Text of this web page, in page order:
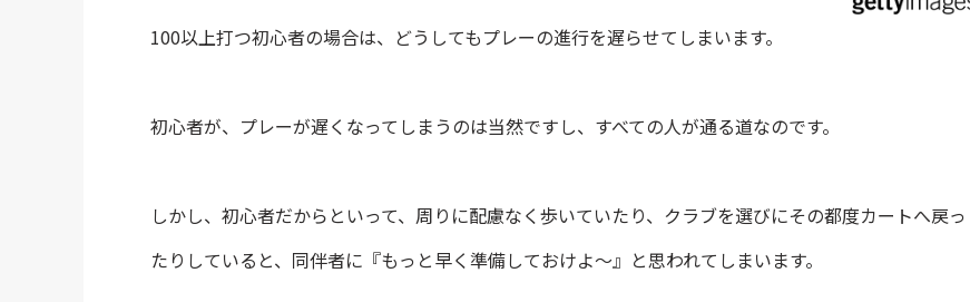
100以上打つ初心者の場合は、どうしてもプレーの進行を遅らせてしまいます。
初心者が、プレーが遅くなってしまうのは当然ですし、すべての人が通る道なのです。
しかし、初心者だからといって、周りに配慮なく歩いていたり、クラブを選びにその都度カートへ戻っ
たりしていると、同伴者に『もっと早く準備しておけよ～』と思われてしまいます。